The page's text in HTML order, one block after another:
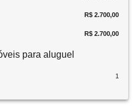
R$ 2.700,00
R$ 2.700,00
para aluguel
1